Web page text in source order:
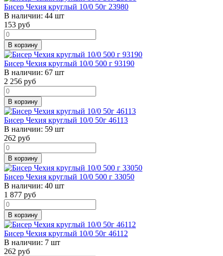
Бисер Чехия круглый 10/0 50г 23980
В наличии: 44 шт
153 руб
В корзину
Бисер Чехия круглый 10/0 500 г 93190
В наличии: 67 шт
2 256 руб
В корзину
Бисер Чехия круглый 10/0 50г 46113
В наличии: 59 шт
262 руб
В корзину
Бисер Чехия круглый 10/0 500 г 33050
В наличии: 40 шт
1 877 руб
В корзину
Бисер Чехия круглый 10/0 50г 46112
В наличии: 7 шт
262 руб